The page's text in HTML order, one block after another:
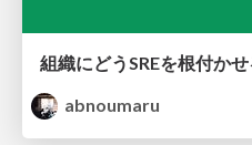
組織にどうSREを根付か
abnoumaru